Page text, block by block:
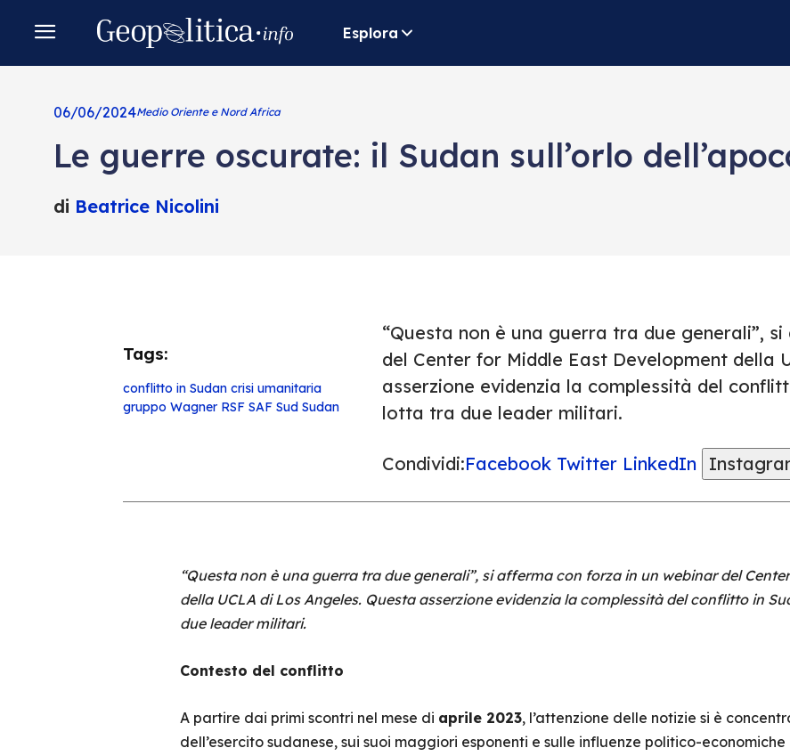
Esplora
06/06/2024Medio Oriente e Nord Africa
Le guerre oscurate: il Sudan sull’orlo
di Beatrice Nicolini
Tags:
conflitto in Sudan crisi umanitaria
gruppo Wagner RSF SAF Sud Sudan
“Questa non è una guerra tra due generali”,
del Center for Middle East Development della
asserzione evidenzia la complessità del
lotta tra due leader militari.
Condividi:Facebook Twitter LinkedIn
“Questa non è una guerra tra due generali”, si afferma con forza in un webinar del
della UCLA di Los Angeles. Questa asserzione evidenzia la complessità del conflitto in
due leader militari.
Contesto del conflitto
A partire dai primi scontri nel mese di aprile 2023, l’attenzione delle notizie si è
dell’esercito sudanese, sui suoi maggiori esponenti e sulle influenze politico-